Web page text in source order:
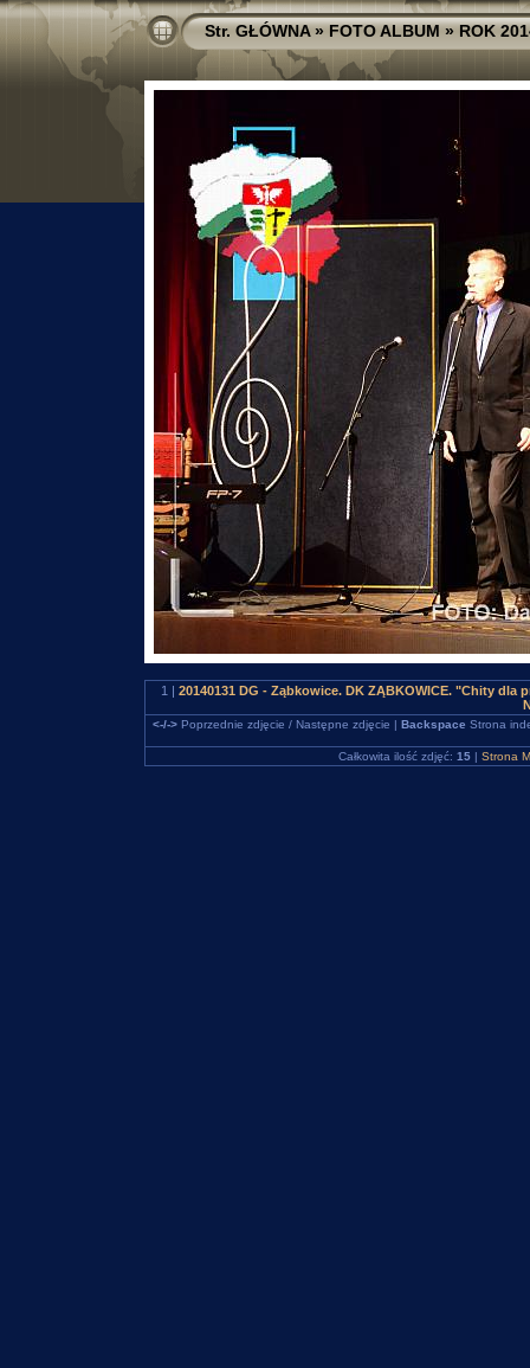
Str. GŁÓWNA»FOTO ALBUM»ROK
1 | 20140131 DG - Ząbkowice. DK ZĄBKOWICE. "Chity
<-/->Poprzednie zdjęcie / Następne zdjęcie | Backspace Strona
Całkowita ilość zdjęć: 15 | Strona